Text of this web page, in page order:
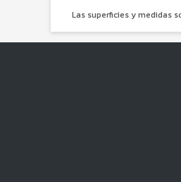
Las superficies y medidas